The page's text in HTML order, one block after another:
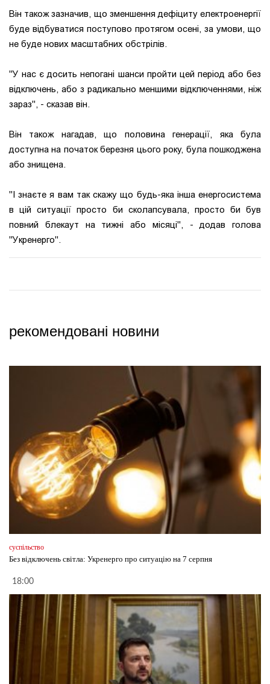
Він також зазначив, що зменшення дефіциту електроенергії
буде відбуватися поступово протягом осені, за умови, що
не буде нових масштабних обстрілів.
"У нас є досить непогані шанси пройти цей період або без
відключень, або з радикально меншими відключеннями, ніж
зараз", - сказав він.
Він також нагадав, що половина генерації, яка була
доступна на початок березня цього року, була пошкоджена
або знищена.
"І знаєте я вам так скажу що будь-яка інша енергосистема
в цій ситуації просто би сколапсувала, просто би був
повний блекаут на тижні або місяці", - додав голова
"Укренерго".
рекомендовані новини
суспільство
Без відключень світла: Укренерго про ситуацію на 7 серпня
18:00